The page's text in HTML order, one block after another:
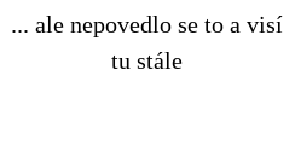
... ale nepovedlo se to a visí
tu stále